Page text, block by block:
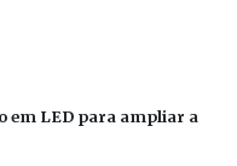
em LED para ampliar a